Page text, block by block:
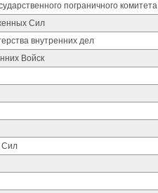
пограничного комитета
Сил
внутренних дел
Войск
Сил